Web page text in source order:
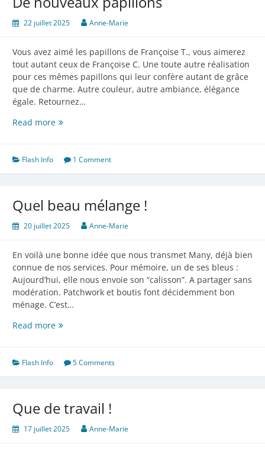
22 juillet 2025 Anne-Marie
Vous avez aimé les papillons de Françoise T., vous aimerez
tout autant ceux de Françoise C. Une toute autre réalisation
pour ces mêmes papillons qui leur confère autant de grâce
que de charme. Autre couleur, autre ambiance, élégance
égale. Retournez…
Read moreDe
Flash Info 1 Comment
Quel beau mélange !
20 juillet 2025 Anne-Marie
En voilà une bonne idée que nous transmet Many, déjà bien
connue de nos services. Pour mémoire, un de ses bleus :
Aujourd’hui, elle nous envoie son “calisson”. A partager sans
modération. Patchwork et boutis font décidemment bon
ménage. C’est…
Read moreQuel
Flash Info 5 Comments
Que de travail !
17 juillet 2025 Anne-Marie